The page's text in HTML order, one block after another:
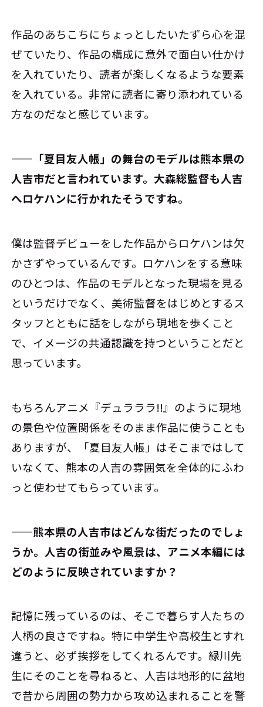
作品のあちこちにちょっとしたいたずら心を混
ぜていたり、作品の構成に意外で面白い仕かけ
を入れていたり、読者が楽しくなるような要素
を入れている。非常に読者に寄り添われている
方なのだなと感じています。
――「夏目友人帳」の舞台のモデルは熊本県の
人吉市だと言われています。大森総監督も人吉
へロケハンに行かれたそうですね。
僕は監督デビューをした作品からロケハンは欠
かさずやっているんです。ロケハンをする意味
のひとつは、作品のモデルとなった現場を見る
というだけでなく、美術監督をはじめとするス
タッフとともに話をしながら現地を歩くこと
で、イメージの共通認識を持つということだと
思っています。
もちろんアニメ『デュラララ!!』のように現地
の景色や位置関係をそのまま作品に使うことも
ありますが、「夏目友人帳」はそこまではして
いなくて、熊本の人吉の雰囲気を全体的にふわ
っと使わせてもらっています。
――熊本県の人吉市はどんな街だったのでしょ
うか。人吉の街並みや風景は、アニメ本編には
どのように反映されていますか？
記憶に残っているのは、そこで暮らす人たちの
人柄の良さですね。特に中学生や高校生とすれ
違うと、必ず挨拶をしてくれるんです。緑川先
生にそのことを尋ねると、人吉は地形的に盆地
で昔から周囲の勢力から攻め込まれることを警